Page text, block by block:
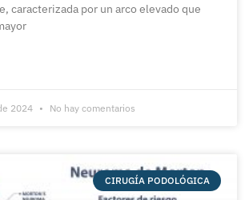
caracterizada por un arco elevado que
2024 No hay comentarios
CIRUGÍA PODOLÓGICA